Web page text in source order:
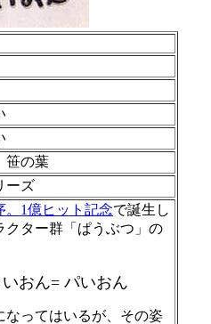
笹の葉
ーズ
。1億ヒット記念で誕生し
クター群「ぱうぶつ」の
おん= パいおん
なってはいるが、その姿